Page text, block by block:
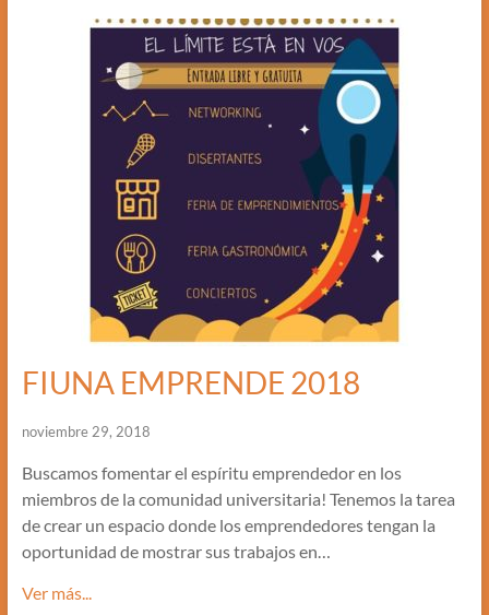
FIUNA EMPRENDE 2018
noviembre 29, 2018
Buscamos fomentar el espíritu emprendedor en los
miembros de la comunidad universitaria! Tenemos la tarea
de crear un espacio donde los emprendedores tengan la
oportunidad de mostrar sus trabajos en…
Ver más...